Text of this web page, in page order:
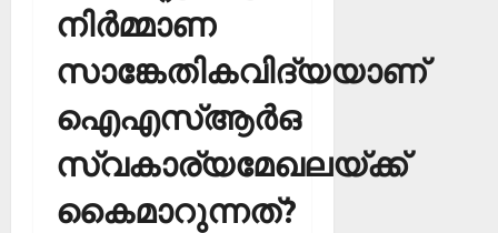
നിര്‍മ്മാണ
സാങ്കേതികവിദ്യയാണ്
ഐഎസ്ആര്‍ഒ
സ്വകാര്യമേഖലയ്ക്ക്
കൈമാറുന്നത്?